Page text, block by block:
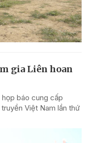
gia Liên hoan
họp báo cung cấp
Việt Nam lần thứ